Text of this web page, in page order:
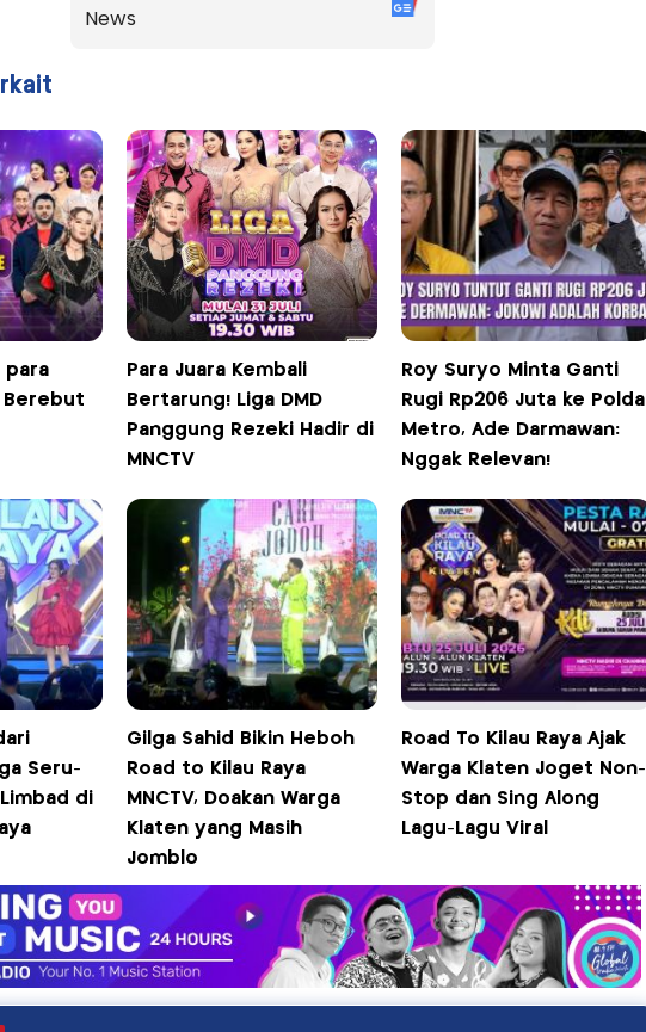
News
para
Berebut
Para Juara Kembali
Bertarung! Liga DMD
Panggung Rezeki Hadir di
MNCTV
Roy Suryo Minta Ganti
Rugi Rp206 Juta ke Polda
Metro, Ade Darmawan:
Nggak Relevan!
Seru-
di
Gilga Sahid Bikin Heboh
Road to Kilau Raya
MNCTV, Doakan Warga
Klaten yang Masih
Jomblo
Road To Kilau Raya Ajak
Warga Klaten Joget Non-
Stop dan Sing Along
Lagu-Lagu Viral